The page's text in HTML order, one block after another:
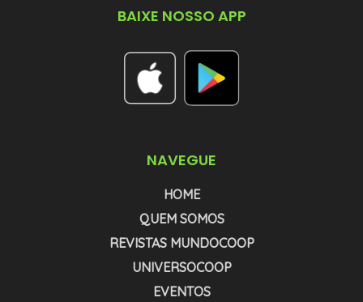
BAIXE NOSSO APP
NAVEGUE
HOME
QUEM SOMOS
REVISTAS MUNDOCOOP
UNIVERSOCOOP
EVENTOS